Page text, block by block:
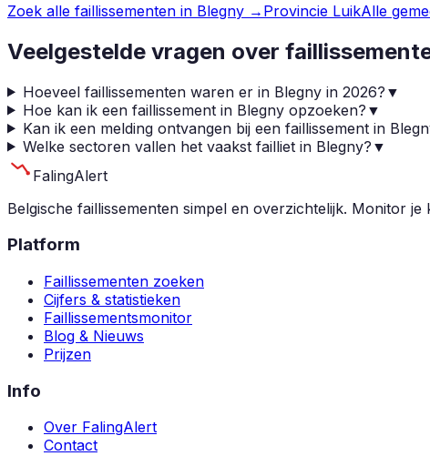
Zoek alle faillissementen in Blegny → Provincie LuikAlle
Veelgestelde vragen over
Hoeveel faillissementen waren er in Blegny in 2026? ▼
Hoe kan ik een faillissement in Blegny opzoeken? ▼
Kan ik een melding ontvangen bij een faillissement in
Welke sectoren vallen het vaakst failliet in Blegny? ▼
FalingAlert
Belgische faillissementen simpel en overzichtelijk. Monitor je
Platform
Faillissementen zoeken
Cijfers & statistieken
Faillissementsmonitor
Blog & Nieuws
Prijzen
Info
Over FalingAlert
Contact